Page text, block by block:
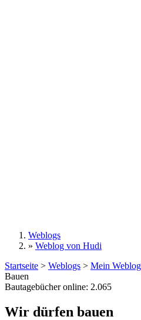
Sie sind hier
Weblogs
» Weblog von Hudi
Startseite > Weblogs > Mein Weblog
Bauen
Bautagebücher online: 2.065
Wir dürfen bauen